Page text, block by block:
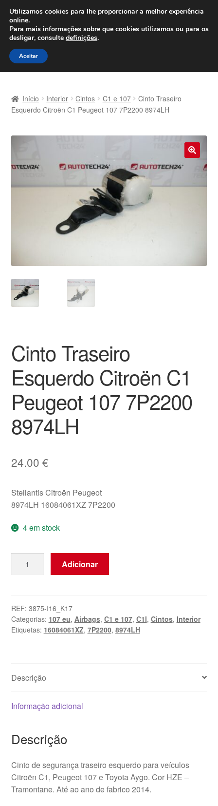
ENVIO a partir de 7 EUR
Seg-Sex, das 9h às 16h800 500 967
Ir
para
a
Saltar
para
o
Carrinho
Envio para todo o planeta
Política de Privacidade
Sobre nós
Termos e Condições
Transporte
Início Interior Cintos C1 e 107
Cinto Traseiro
Esquerdo Citroën C1 Peugeot 107 7P2200 8974LH
Cinto Traseiro
Esquerdo Citroën C1
Peugeot 107 7P2200
8974LH
24.00 €
Stellantis Citroën Peugeot
8974LH 16084061XZ 7P2200
4 em stock
Esquerdo
Citroën
C1
8974LH
Adicionar
REF: 3875-I16_K17
Categorias: 107 eu, Airbags, C1 e 107, C1I, Cintos, Interior
Etiquetas: 16084061XZ, 7P2200, 8974LH
Descrição
Informação adicional
Descrição
Cinto de segurança traseiro esquerdo para veículos
Citroën C1, Peugeot 107 e Toyota Aygo. Cor HZE –
Tramontane. Até ao ano de fabrico 2014.
Utilizamos cookies para lhe proporcionar a melhor experiência
online.
Para mais informações sobre que cookies utilizamos ou para os
desligar, consulte definições.
Aceitar